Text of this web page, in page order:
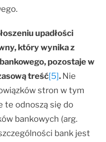
upadłości
który wynika z
pozostaje w
treść[5]. Nie
stron w tym
te odnoszą się do
bankowych (arg.
bank jest